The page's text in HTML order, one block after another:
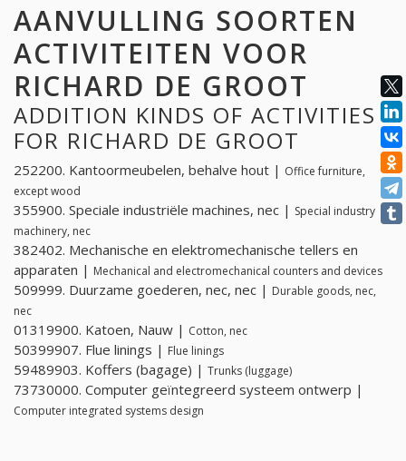
AANVULLING SOORTEN
ACTIVITEITEN VOOR
RICHARD DE GROOT
ADDITION KINDS OF ACTIVITIES
FOR RICHARD DE GROOT
252200. Kantoormeubelen, behalve hout | Office furniture,
except wood
355900. Speciale industriële machines, nec | Special industry
machinery, nec
382402. Mechanische en elektromechanische tellers en
apparaten | Mechanical and electromechanical counters and devices
509999. Duurzame goederen, nec, nec | Durable goods, nec,
nec
01319900. Katoen, Nauw | Cotton, nec
50399907. Flue linings | Flue linings
59489903. Koffers (bagage) | Trunks (luggage)
73730000. Computer geïntegreerd systeem ontwerp |
Computer integrated systems design